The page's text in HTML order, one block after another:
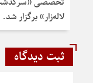
تخصصی
لاله‌زار» برگزار شد.
ثبت دیدگاه